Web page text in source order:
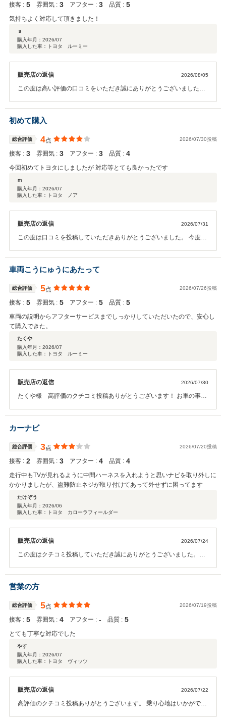
接客 : 5 雰囲気 : 3 アフター : 3 品質 : 5
気持ちよく対応して頂きました！
ｓ
購入年月： 2026/07
購入した車：トヨタ ルーミー
販売店の返信 2026/08/05
この度は高い評価の口コミをいただき誠にありがとうございました。
サービスを提供できるよう努めてまいりますので、引き続きご愛顧い
ただければ幸いです。
初めて購入
総合評価 4点 2026/07/30投稿
接客 : 3 雰囲気 : 3 アフター : 3 品質 : 4
今回初めてトヨタにしましたが 対応等とても良かったです
ｍ
購入年月： 2026/07
購入した車：トヨタ ノア
販売店の返信 2026/07/31
この度は口コミを投稿していただきありがとうございました。 今度と
くお願いいたします。
車両こうにゅうにあたって
総合評価 5点 2026/07/26投稿
接客 : 5 雰囲気 : 5 アフター : 5 品質 : 5
車両の説明からアフターサービスまでしっかりしていただいたので、安心し
て購入できた。
たくや
購入年月： 2026/07
購入した車：トヨタ ルーミー
販売店の返信 2026/07/30
たくや様 高評価のクチコミ投稿ありがとうございます！ お車の事は
にしております。
カーナビ
総合評価 3点 2026/07/20投稿
接客 : 2 雰囲気 : 3 アフター : 4 品質 : 4
走行中もTVが見れるように中間ハーネスを入れようと思いナビを取り外しに
かかりましたが、盗難防止ネジが取り付けてあって外せずに困ってます
たけぞう
購入年月： 2026/06
購入した車：トヨタ カローラフィールダー
販売店の返信 2026/07/24
この度はクチコミ投稿していただき誠にありがとうございました。そ
か？ 何かお困りの際はぜひお気軽にお立ち寄りください。 今後とも、
どうぞ宜しくお願い致します。
営業の方
総合評価 5点 2026/07/19投稿
接客 : 5 雰囲気 : 4 アフター : ‐ 品質 : 5
とても丁寧な対応でした
やす
購入年月： 2026/07
購入した車：トヨタ ヴィッツ
販売店の返信 2026/07/22
高評価のクチコミ投稿ありがとうございます。 乗り心地はいかがでし